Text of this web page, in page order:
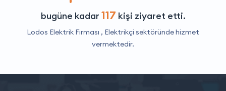
bugüne kadar 117 kişi ziyaret etti.
Lodos Elektrik Firması , Elektrikçi sektöründe hizmet
vermektedir.